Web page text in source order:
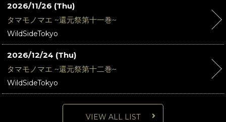
2026/11/26 (Thu)
タマモノマエ ~還元祭第十一巻~
WildSideTokyo
2026/12/24 (Thu)
タマモノマエ ~還元祭第十二巻~
WildSideTokyo
VIEW ALL LIST